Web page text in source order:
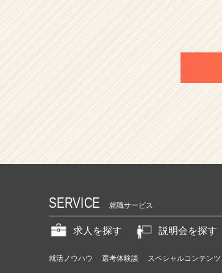
SERVICE 就職サービス
求人を探す 説明会を探す
就活ノウハウ 選考体験談 スペシャルコンテンツ